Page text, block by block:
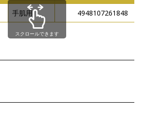
手肌用 4948107261848
スクロールできます